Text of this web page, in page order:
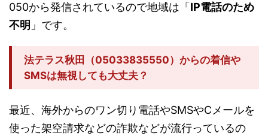
050から発信されているので地域は「 IP電話のため
不明 」です。
法テラス秋田（05033835550）からの着信や
SMSは無視しても大丈夫？
最近、海外からのワン切り電話やSMSやCメールを
使った架空請求などの詐欺などが流行っているの